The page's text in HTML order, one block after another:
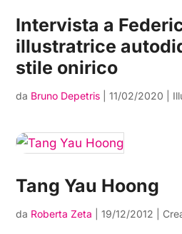
Intervista a
illustratrice
stile onirico
da Bruno Depetris |11/02/2020
Tang Yau Hoong
da Roberta Zeta |19/12/2012